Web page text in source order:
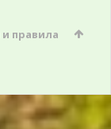
правила